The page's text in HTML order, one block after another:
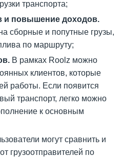
транспорта;
и повышение доходов.
сборные и попутные грузы,
по маршруту;
В рамках Roolz можно
клиентов, которые
работы. Если появится
транспорт, легко можно
к основным
могут сравнить и
грузоотправителей по